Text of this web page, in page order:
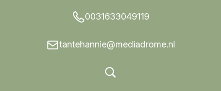
0031633049119
tantehannie@mediadrome.nl